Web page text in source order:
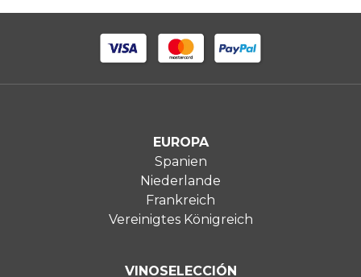
Seite
EUROPA
Spanien
Niederlande
Frankreich
Vereinigtes Königreich
VINOSELECCIÓN